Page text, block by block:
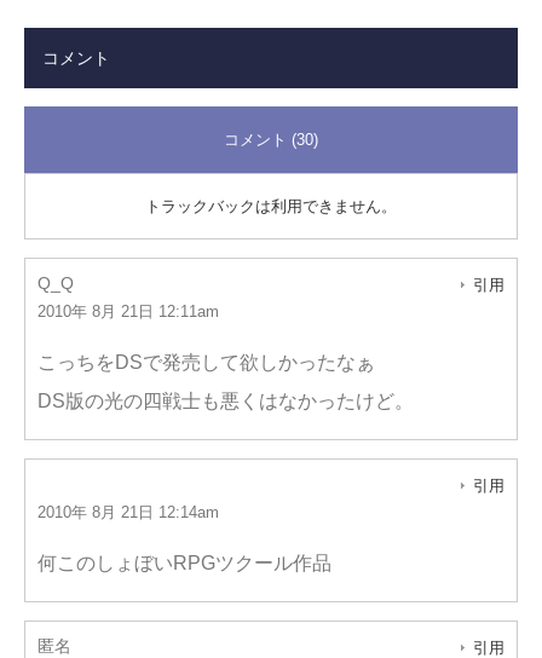
コメント
コメント (30)
トラックバックは利用できません。
Q_Q
2010年 8月 21日 12:11am
引用
こっちをDSで発売して欲しかったなぁ
DS版の光の四戦士も悪くはなかったけど。
2010年 8月 21日 12:14am
引用
何このしょぼいRPGツクール作品
匿名 引用